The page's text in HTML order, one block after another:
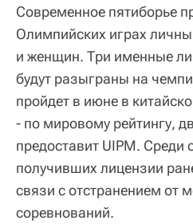
Современное пятиборье
Олимпийских играх
и женщин. Три именные
будут разыграны на
пройдет в июне в
- по мировому рейтингу,
предоставит UIPM. Среди
получивших лицензии
связи с отстранением от
соревнований.